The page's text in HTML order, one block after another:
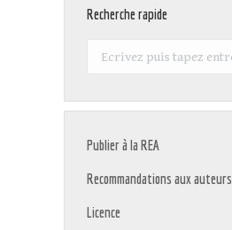
Recherche rapide
Recherche
Publier à la REA
Recommandations aux auteurs
Licence